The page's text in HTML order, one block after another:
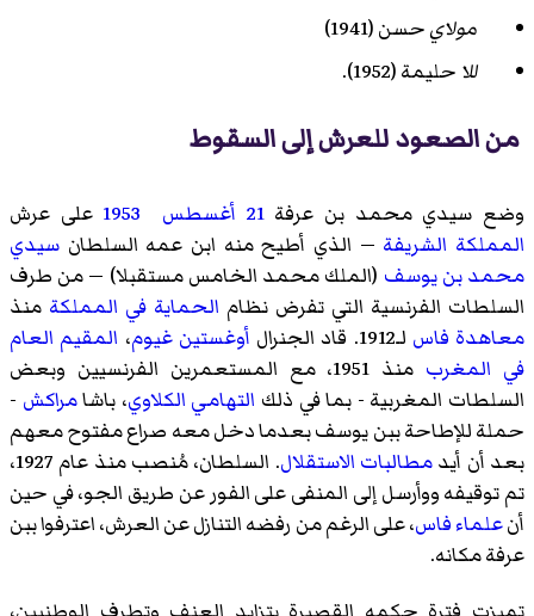
مولايحسن (1941)
للا حليمة (1952).
من الصعود للعرش إلى السقوط
وضع سيدي محمد بن عرفة21 أغسطس 1953 على عرش
المملكة الشريفة — الذي أطيح منه ابن عمه السلطان سيدي
محمد بن يوسف (الملك محمد الخامس مستقبلا) — من طرف
السلطات الفرنسية التي تفرض نظام الحماية في المملكة منذ
معاهدة فاس لـ1912. قاد الجنرال أوغستين غيوم، المقيم العام
في المغرب
منذ 1951، مع المستعمرين الفرنسيين وبعض
السلطات المغربية - بما في ذلك التهامي الكلاوي، باشامراكش -
حملة للإطاحة ببن يوسف بعدما دخل معه صراع مفتوح معهم
بعد أن أيدمطالبات الاستقلال
. السلطان، مُنصب منذ عام 1927،
تم توقيفه ووأرسل إلى المنفى على الفور عن طريق الجو، في حين
أنعلماءفاس، على الرغم من رفضه التنازل عن العرش، اعترفوا ببن
عرفة مكانه.